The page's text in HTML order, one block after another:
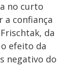
no curto
a confiança
da
efeito da
negativo do